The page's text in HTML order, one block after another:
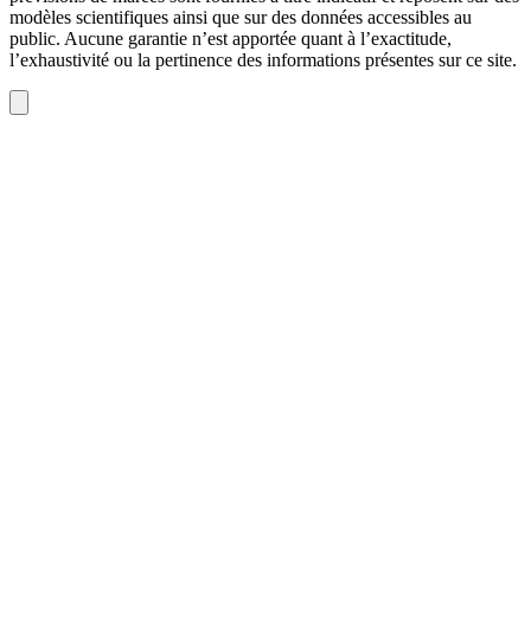
modèles scientifiques ainsi que sur des données accessibles au
public. Aucune garantie n’est apportée quant à l’exactitude,
l’exhaustivité ou la pertinence des informations présentes sur ce site.